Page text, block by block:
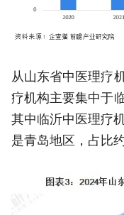
从山东省中医理疗
疗机构主要集中于
其中临沂中医理疗
是青岛地区，占比约